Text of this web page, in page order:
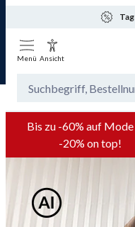
Menü Ansicht
Bis zu -60% auf Mode
-20% on top!